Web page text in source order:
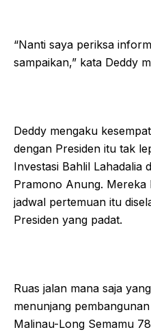
“Nanti saya periksa
sampaikan,” kata Deddy
Deddy mengaku
dengan Presiden itu tak
Investasi Bahlil Lahadalia
Pramono Anung.
jadwal pertemuan itu
Presiden yang padat.
Ruas jalan mana saja
menunjang
Malinau-Long Semamu